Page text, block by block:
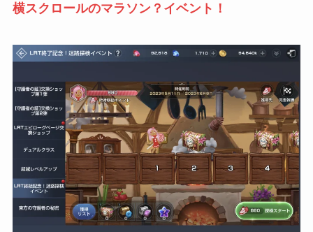
横スクロールのマラソン？イベント！